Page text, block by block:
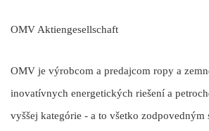
OMV Aktiengesellschaft
OMV je výrobcom a predajcom ropy a
inovatívnych energetických riešení a
vyššej kategórie - a to všetko zodpovedným